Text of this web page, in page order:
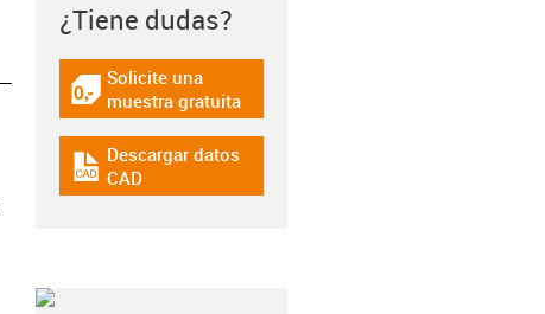
¿Tiene dudas?
igus-icon-gratismuster
Solicite una
muestra gratuita
igus-icon-cad-dateien
Descargar datos
CAD